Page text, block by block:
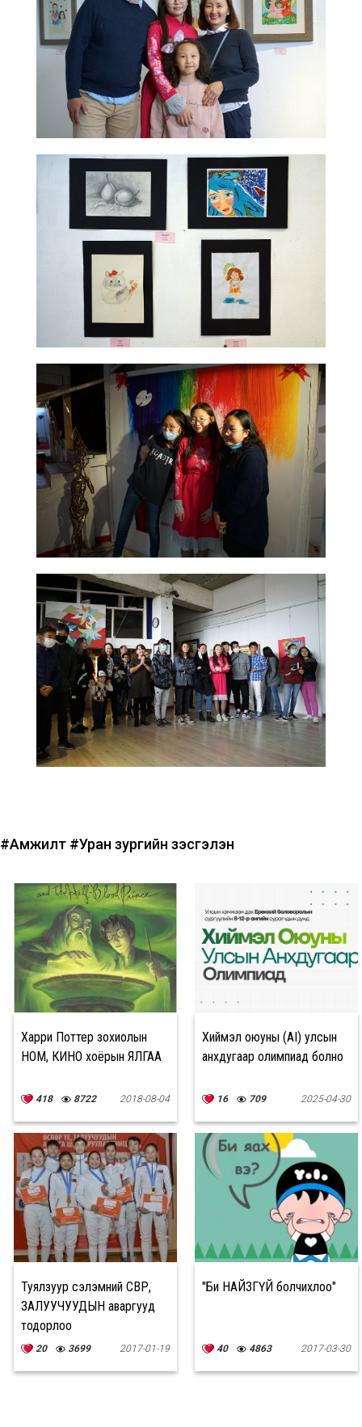
#Амжилт #Уран зургийн үзэсгэлэн
Харри Поттер зохиолын
НОМ, КИНО хоёрын ЯЛГАА
418 8722 2018-08-04
Хиймэл оюуны (AI) улсын
анхдугаар олимпиад болно
16 709 2025-04-30
Туялзуур сэлэмний ӨСВӨР,
ЗАЛУУЧУУДЫН аваргууд
тодорлоо
20 3699 2017-01-19
"Би НАЙЗГҮЙ болчихлоо"
40 4863 2017-03-30